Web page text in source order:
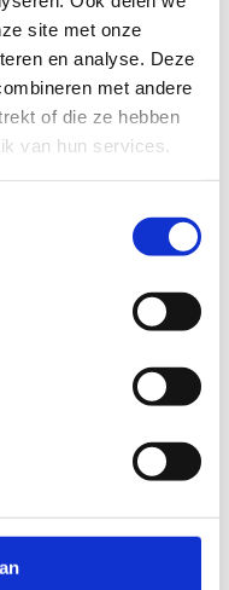
site met onze
en analyse. Deze
met andere
of die ze hebben
van hun services.
in?
mee, zoals
gehard
Ook
bij een